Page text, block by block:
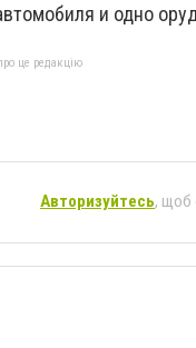
и одно
це редакцію
Авторизуйтесь, щоб